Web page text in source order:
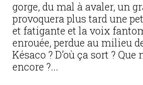
gorge, du mal à avaler, un
provoquera plus tard une
et fatigante et la voix
enrouée, perdue au milieu
Késaco ? D’où ça sort ?
encore ?...